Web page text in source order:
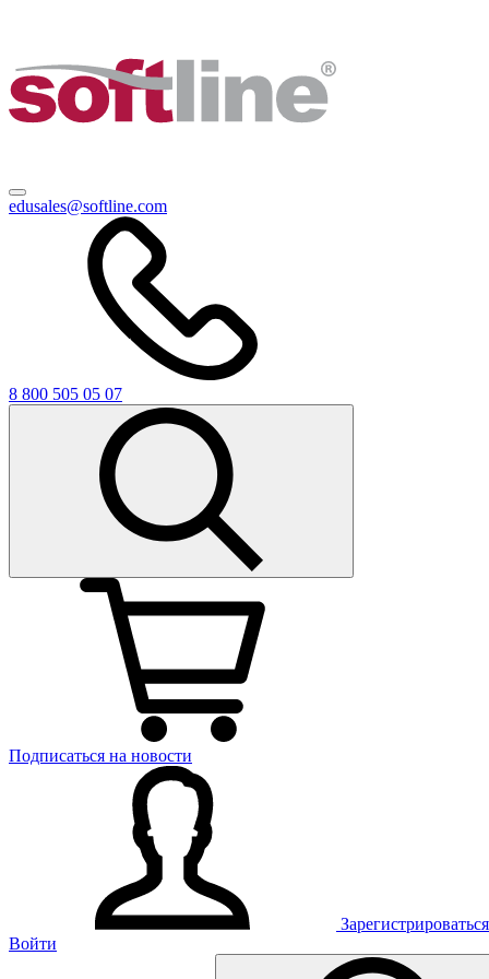
edusales@softline.com
8 800 505 05 07
Подписаться на новости
Зарегистрироваться
Войти